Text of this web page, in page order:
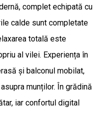
complet echipată cu
calde sunt completate
totală este
al vilei. Experiența în
și balconul mobilat,
munților. În grădină
iar confortul digital